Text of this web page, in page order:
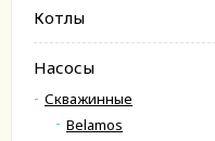
Котлы
Насосы
Скважинные
Belamos